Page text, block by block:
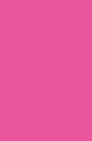
karena cocok
usaha
lebih mudah